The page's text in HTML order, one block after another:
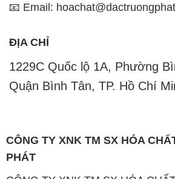
Quận Bình Tân, TP. Hồ Chí
CÔNG TY XNK TM SX HÓA
PHÁT
Website: